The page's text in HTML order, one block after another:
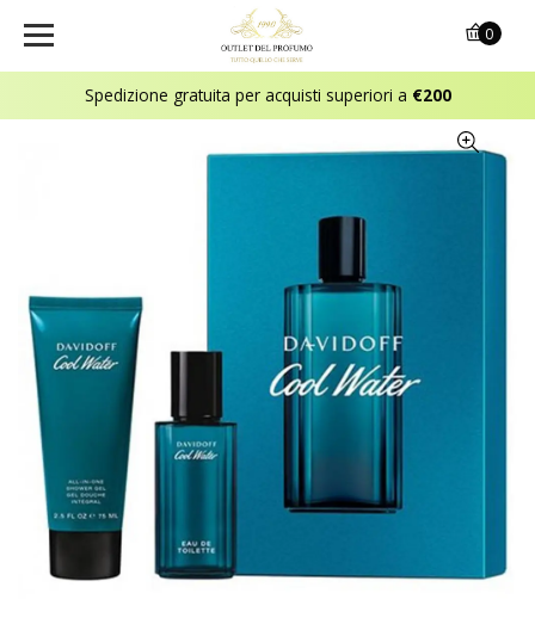
Spedizione gratuita per acquisti superiori a €200
0